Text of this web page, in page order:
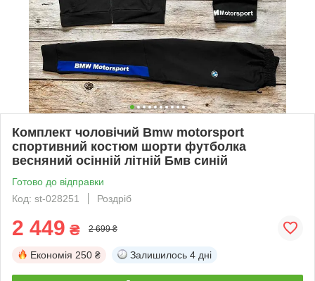
Комплект чоловічий Bmw motorsport
спортивний костюм шорти футболка
весняний осінній літній Бмв синій
Готово до відправки
Код: st-028251
Роздріб
2 449 ₴ 2 699 ₴
Економія 250 ₴ Залишилось 4 дні